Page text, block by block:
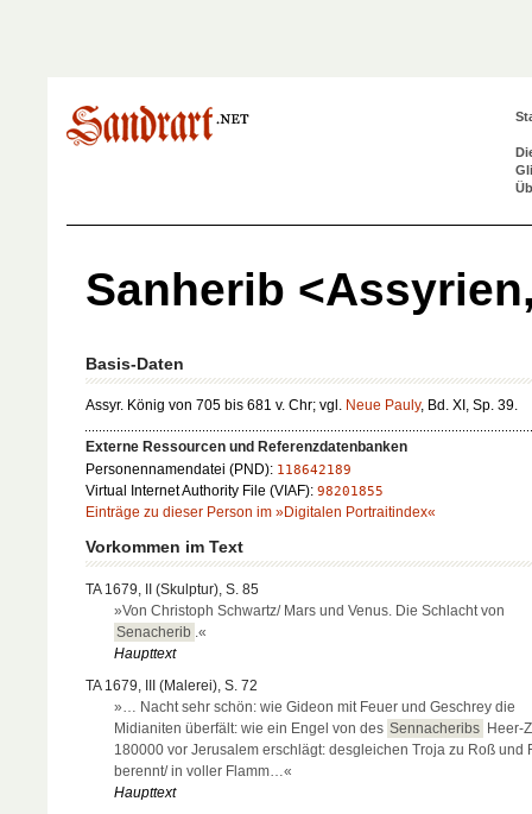
Sanherib
Basis-Daten
Assyr. König von 705 bis 681 v. Chr; vgl. Neue Pauly, Bd. XI, Sp. 39.
Externe Ressourcen und Referenzdatenbanken
Personennamendatei (PND): 118642189
Virtual Internet Authority File (VIAF): 98201855
Einträge zu dieser Person im »Digitalen Portraitindex«
Vorkommen im Text
TA 1679, II (Skulptur), S. 85
»Von Christoph Schwartz/ Mars und Venus. Die Schlacht von
Senacherib .«
Haupttext
TA 1679, III (Malerei), S. 72
»… Nacht sehr schön: wie Gideon mit Feuer und Geschrey die
Midianiten überfält: wie ein Engel von des Sennacheribs Heer-
180000 vor Jerusalem erschlägt: desgleichen Troja zu Roß und
berennt/ in voller Flamm…«
Haupttext